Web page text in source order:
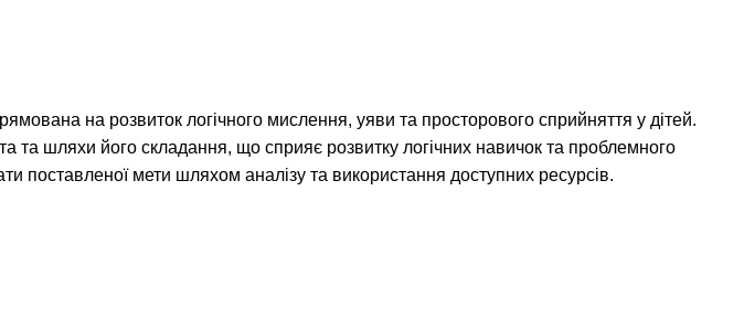
на розвиток логічного мислення, уяви та просторового сприйняття у дітей.
та шляхи його складання, що сприяє розвитку логічних навичок та проблемного
поставленої мети шляхом аналізу та використання доступних ресурсів.